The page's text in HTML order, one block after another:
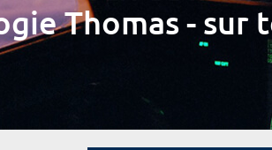
Thomas - sur